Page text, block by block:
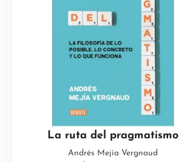
La ruta del pragmatismo
Andrés Mejía Vergnaud